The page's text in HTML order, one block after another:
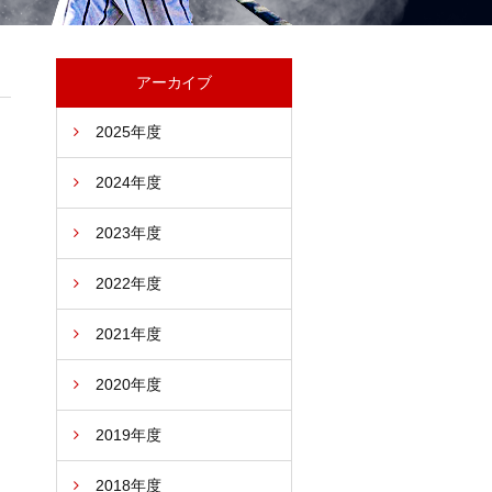
アーカイブ
2025年度
2024年度
2023年度
2022年度
2021年度
2020年度
2019年度
2018年度